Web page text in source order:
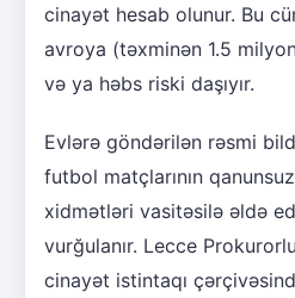
cinayət hesab olunur. Bu
avroya (təxminən 1.5
və ya həbs riski daşıyır.
Evlərə göndərilən rəsmi
futbol matçlarının qanunsuz
xidmətləri vasitəsilə əldə
vurğulanır. Lecce
cinayət istintaqı